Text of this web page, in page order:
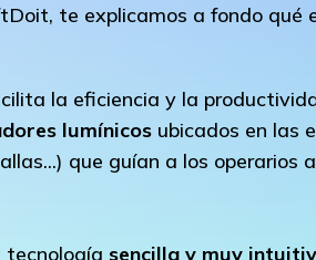
te explicamos a fondo qué
la eficiencia y la
lumínicos ubicados en las
que guían a los
sencilla y muy